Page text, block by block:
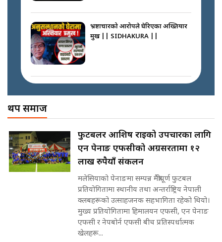
|| Court Grievances Directly to
the Supreme Court ||
SIDHAKURA
इनड्राइभ || SIDHAKURA ||
राष्ट्रिय सवालमा ९ दल एकजुट ||
Prachanda, Rabi, Gagan Stand
on the Same Page ||
SIDHAKURA ||
सहकारी पीडितसँग मन्त्री प्रतिभा रावलले
भनिन्–साथ दिनुहोस्, दबाब होइन ||
Sidhakura || Pratibha Rawal
भ्रष्टाचारको आरोपले घेरिएका अख्तियार
प्रमुख || SIDHAKURA ||
SIDHAKURA
पोप्पोको पासोः कमाउने लोभमा घरबार नै
उठिबास | The Dark Side of
'Poppo Live'-SIDHAKURA
INVESTIGATION
मन्त्री आउने बित्तिकै सुरु भएको थियो
घुसको डिल || Raj Kumar Gupta ||
SIDHAKURA ||
थप समाज
फुटबलर आशिष राईको उपचारका लागि
एन पेनाङ एफसीको अग्रसरतामा १२
लाख रुपैयाँ संकलन
मलेसियाको पेनाङमा सम्पन्न मैत्रीपूर्ण फुटबल
प्रतियोगितामा स्थानीय तथा अन्तर्राष्ट्रिय नेपाली
क्लबहरूको उत्साहजनक सहभागिता रहेको थियो।
मुख्य प्रतियोगितामा हिमालयन एफसी, एन पेनाङ
एफसी र नेपबोर्न एफसी बीच प्रतिस्पर्धात्मक
खेलहरू...